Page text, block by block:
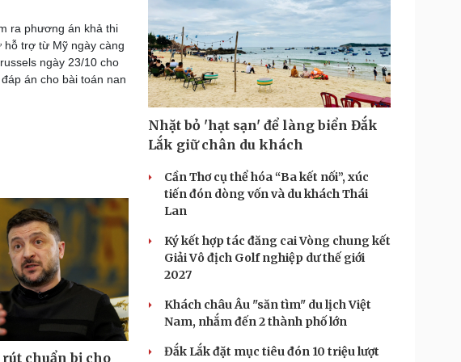
ra phương án khả thi
hỗ trợ từ Mỹ ngày càng
ngày 23/10 cho
án cho bài toán nan
chuẩn bị cho
Nhặt bỏ 'hạt sạn' để làng biển Đắk
Lắk giữ chân du khách
Cần Thơ cụ thể hóa “Ba kết nối”, xúc
tiến đón dòng vốn và du khách Thái
Lan
Ký kết hợp tác đăng cai Vòng chung kết
Giải Vô địch Golf nghiệp dư thế giới
2027
Khách châu Âu "săn tìm" du lịch Việt
Nam, nhắm đến 2 thành phố lớn
Đắk Lắk đặt mục tiêu đón 10 triệu lượt